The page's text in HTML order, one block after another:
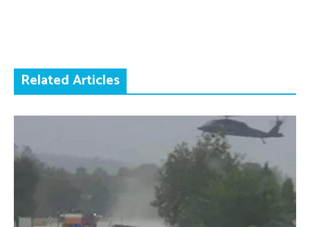
Related Articles